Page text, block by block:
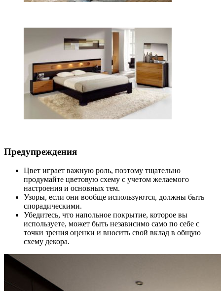
Предупреждения
Цвет играет важную роль, поэтому тщательно
продумайте цветовую схему с учетом желаемого
настроения и основных тем.
Узоры, если они вообще используются, должны быть
спорадическими.
Убедитесь, что напольное покрытие, которое вы
используете, может быть независимо само по себе с
точки зрения оценки и вносить свой вклад в общую
схему декора.